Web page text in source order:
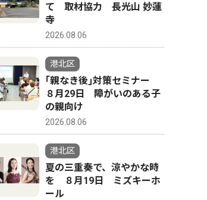
て 取材協力 長光山 妙蓮
寺
2026.08.06
港北区
｢親なき後｣対策セミナー
８月29日 障がいのある子
の親向け
2026.08.06
港北区
夏の三重奏で、涼やかな時
を ８月19日 ミズキーホ
ール